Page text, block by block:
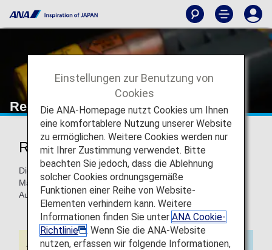
Reisende mit Allergien
Reisende mit Allergien
Diese Seite enthält Informationen zu allergenfreien
Mahlzeiten auf internationalen Flügen sowie zu
Autoinjektoren usw.
Einstellungen zur Benutzung von
Cookies
Die ANA-Homepage nutzt Cookies um Ihnen
eine komfortablere Nutzung unserer Website
zu ermöglichen. Weitere Cookies werden nur
mit Ihrer Zustimmung verwendet. Bitte
beachten Sie jedoch, dass die Ablehnung
solcher Cookies ordnungsgemäße
Funktionen einer Reihe von Website-
Elementen verhindern kann. Weitere
Informationen finden Sie unter ANA Cookie-
Richtlinie
. Wenn Sie die ANA-Website
nutzen, erfassen wir folgende Informationen,